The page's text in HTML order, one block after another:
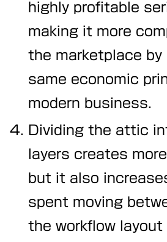
highly profitable
making it more
the marketplace by
same economic
modern business.
Dividing the attic
layers creates
but it also
spent moving
the workflow